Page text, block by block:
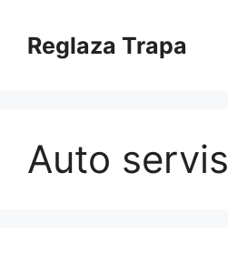
contentReglaza Trapa
Auto servis